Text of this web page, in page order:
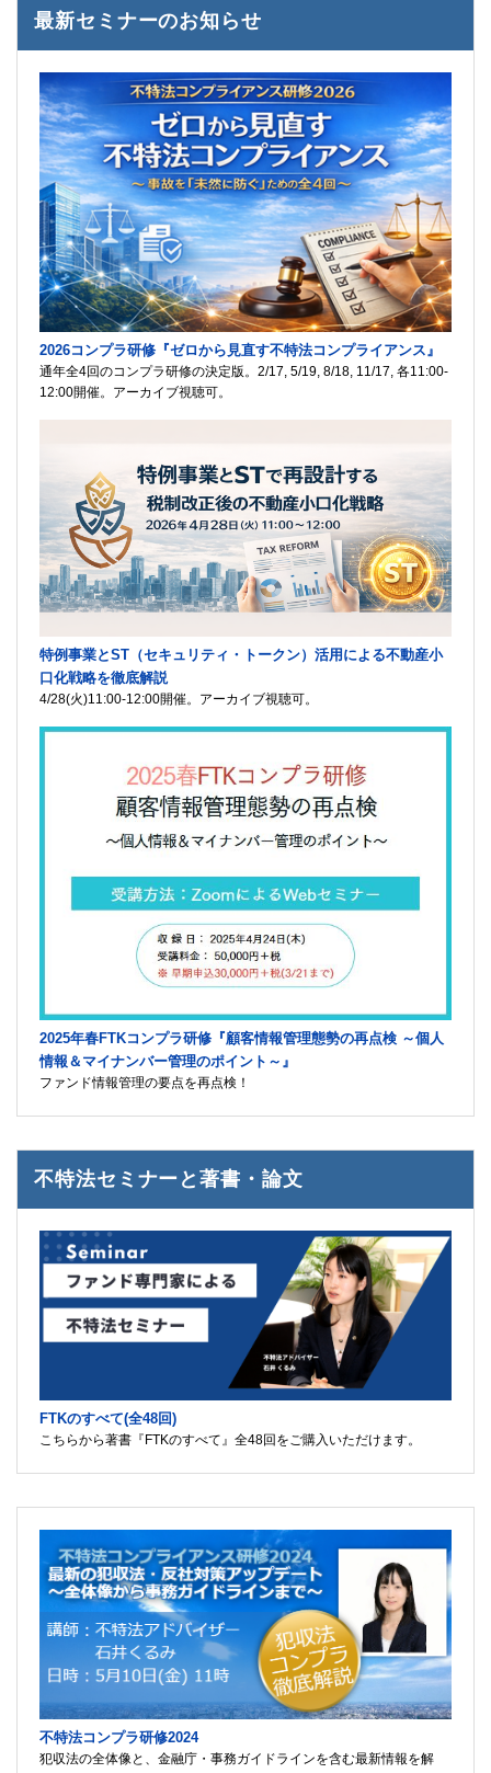
最新セミナーのお知らせ
2026コンプラ研修『ゼロから見直す不特法コンプライアンス』
通年全4回のコンプラ研修の決定版。2/17, 5/19, 8/18, 11/17, 各11:00-
12:00開催。アーカイブ視聴可。
特例事業とST（セキュリティ・トークン）活用による不動産小
口化戦略を徹底解説
4/28(火)11:00-12:00開催。アーカイブ視聴可。
2025年春FTKコンプラ研修『顧客情報管理態勢の再点検 ～個人
情報＆マイナンバー管理のポイント～』
ファンド情報管理の要点を再点検！
不特法セミナーと著書・論文
FTKのすべて(全48回)
こちらから著書『FTKのすべて』全48回をご購入いただけます。
不特法コンプラ研修2024
犯収法の全体像と、金融庁・事務ガイドラインを含む最新情報を解